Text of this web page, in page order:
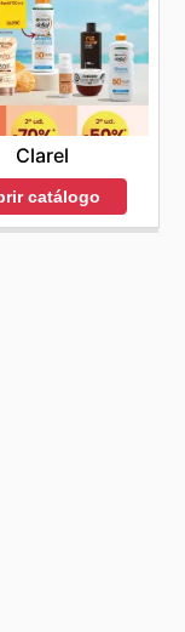
Clarel
catálogo